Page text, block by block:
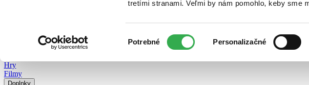
tretími stranami. Veľmi by nám pomohlo, keby sme
súhlasu
Potrebné Personalizačné
Hry
Filmy
Doplnky